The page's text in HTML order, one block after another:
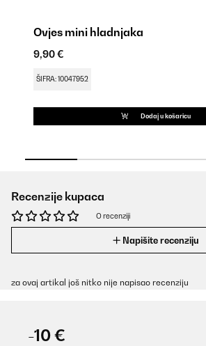
Ovjes mini hladnjaka
9,90 €
ŠIFRA: 10047952
Dodaj u košaricu
Recenzije kupaca
O recenziji
Napišite recenziju
za ovaj artikal još nitko nije napisao recenziju
-10 €